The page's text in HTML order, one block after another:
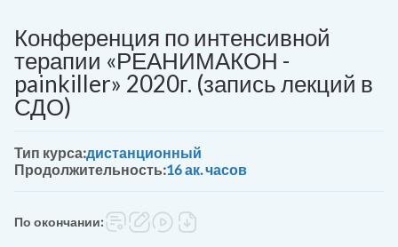
Конференция по интенсивной
терапии «РЕАНИМАКОН -
painkiller» 2020г. (запись лекций в
СДО)
Тип курса:дистанционный
Продолжительность:16 ак. часов
По окончании: